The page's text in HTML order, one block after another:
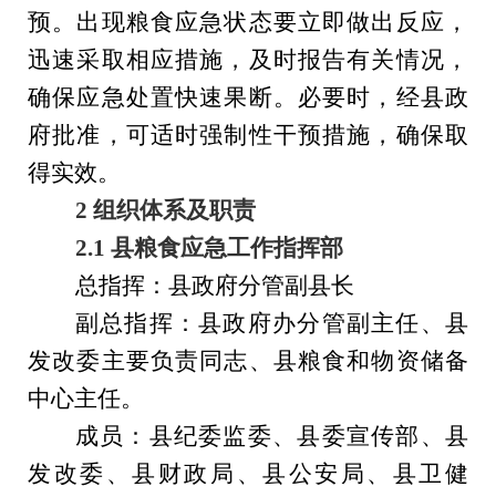
预。 出现粮食应急状态要立即做出反应，
迅速采取相应措施， 及时报告有关情况，
确保应急处置快速果断。 必要时，经县政
府批准，可适时强制性干预措施，确保取
得实效。
2 组织体系及职责
2.1 县粮食应急工作指挥部
总指挥： 县政府分管副 县长
副总指挥：县政府办分管副主任、县
发改委主要负责同志、 县粮食和物资储备
中心主任。
成员： 县纪委监委、县委宣传部、县
发改委、县财政局、县公安局、县卫健